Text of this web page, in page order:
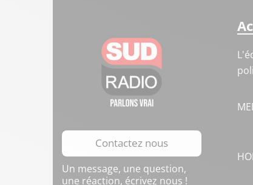
Contactez nous
Un message, une question,
une réaction, écrivez nous !